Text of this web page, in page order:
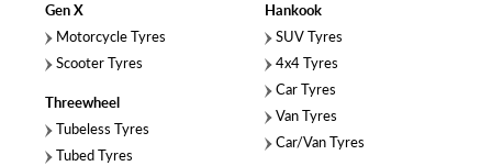
Gen X
Motorcycle Tyres
Scooter Tyres
Threewheel
Tubeless Tyres
Tubed Tyres
Hankook
SUV Tyres
4x4 Tyres
Car Tyres
Van Tyres
Car/Van Tyres